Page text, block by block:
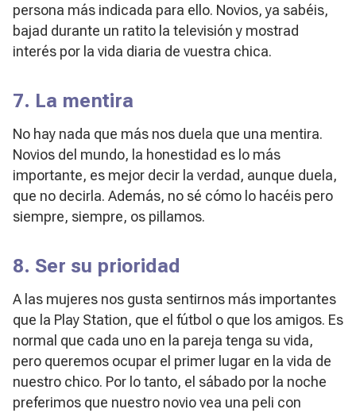
persona más indicada para ello. Novios, ya sabéis,
bajad durante un ratito la televisión y mostrad
interés por la vida diaria de vuestra chica.
7. La mentira
No hay nada que más nos duela que una mentira.
Novios del mundo, la honestidad es lo más
importante, es mejor decir la verdad, aunque duela,
que no decirla. Además, no sé cómo lo hacéis pero
siempre, siempre, os pillamos.
8. Ser su prioridad
A las mujeres nos gusta sentirnos más importantes
que la Play Station, que el fútbol o que los amigos. Es
normal que cada uno en la pareja tenga su vida,
pero queremos ocupar el primer lugar en la vida de
nuestro chico. Por lo tanto, el sábado por la noche
preferimos que nuestro novio vea una peli con